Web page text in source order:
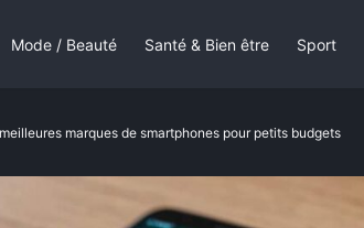
marques de smartphones pour petits budgets
Mode / Beauté Santé & Bien être Sport